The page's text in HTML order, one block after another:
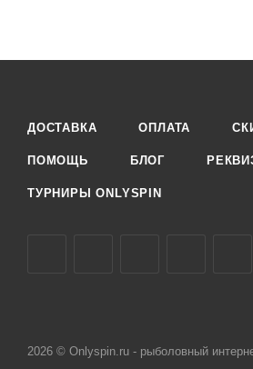
ДОСТАВКА ОПЛАТА
ПОМОЩЬ БЛОГ
ТУРНИРЫ ONLYSPIN
2026 © Onlyspin.ru - рыболовный